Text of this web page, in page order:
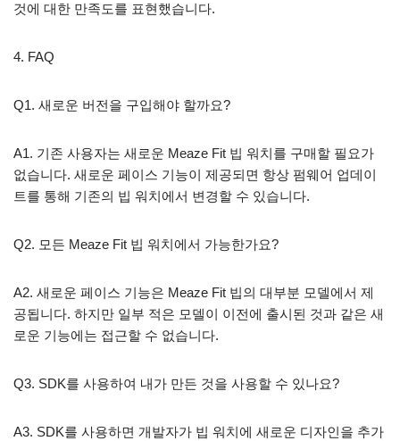
것에 대한 만족도를 표현했습니다.
4. FAQ
Q1. 새로운 버전을 구입해야 할까요?
A1. 기존 사용자는 새로운 Meaze Fit 빕 워치를 구매할 필요가
없습니다. 새로운 페이스 기능이 제공되면 항상 펌웨어 업데이
트를 통해 기존의 빕 워치에서 변경할 수 있습니다.
Q2. 모든 Meaze Fit 빕 워치에서 가능한가요?
A2. 새로운 페이스 기능은 Meaze Fit 빕의 대부분 모델에서 제
공됩니다. 하지만 일부 적은 모델이 이전에 출시된 것과 같은 새
로운 기능에는 접근할 수 없습니다.
Q3. SDK를 사용하여 내가 만든 것을 사용할 수 있나요?
A3. SDK를 사용하면 개발자가 빕 워치에 새로운 디자인을 추가